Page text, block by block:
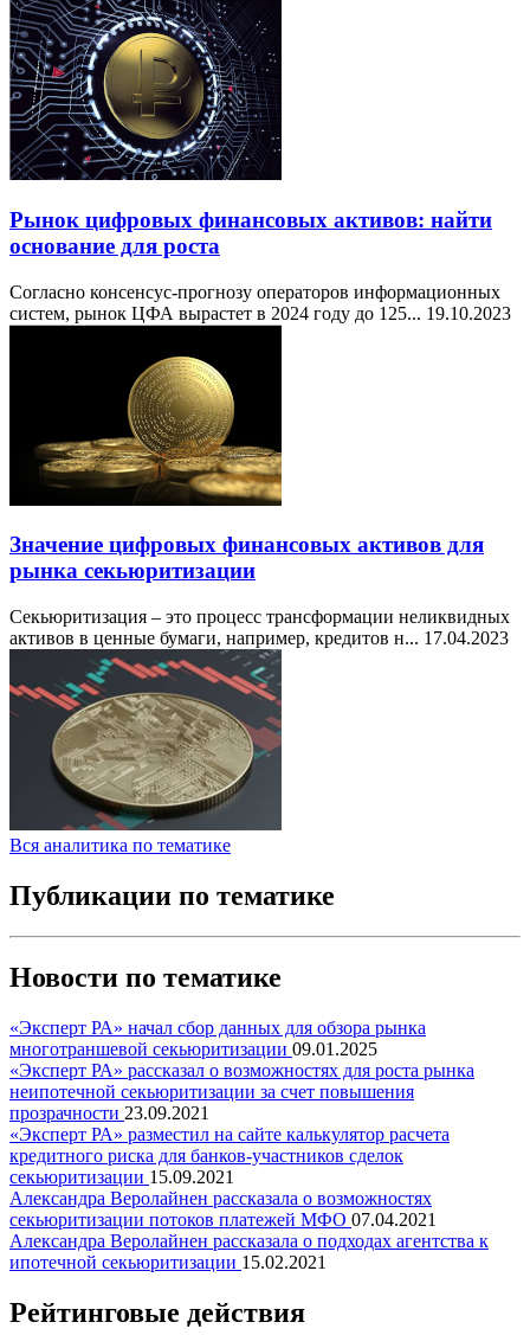
Рынок цифровых финансовых активов: найти
основание для роста
Согласно консенсус-прогнозу операторов информационных
систем, рынок ЦФА вырастет в 2024 году до 125... 19.10.2023
Значение цифровых финансовых активов для
рынка секьюритизации
Секьюритизация – это процесс трансформации неликвидных
активов в ценные бумаги, например, кредитов н... 17.04.2023
Вся аналитика по тематике
Публикации по тематике
Новости по тематике
«Эксперт РА» начал сбор данных для обзора рынка
многотраншевой секьюритизации 09.01.2025
«Эксперт РА» рассказал о возможностях для роста рынка
неипотечной секьюритизации за счет повышения
прозрачности 23.09.2021
«Эксперт РА» разместил на сайте калькулятор расчета
кредитного риска для банков-участников сделок
секьюритизации 15.09.2021
Александра Веролайнен рассказала о возможностях
секьюритизации потоков платежей МФО 07.04.2021
Александра Веролайнен рассказала о подходах агентства к
ипотечной секьюритизации 15.02.2021
Рейтинговые действия